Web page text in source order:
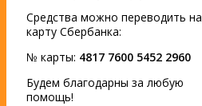
Средства можно переводить на
карту Сбербанка:
№ карты: 4817 7600 5452 2960
Будем благодарны за любую
помощь!